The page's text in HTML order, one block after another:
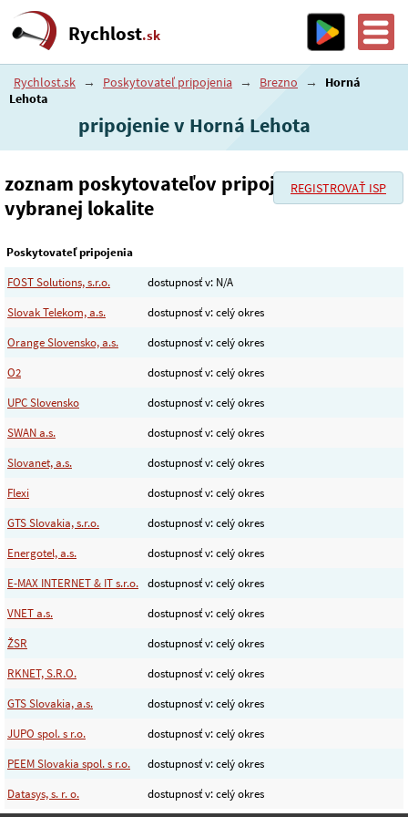
Rychlost.sk
Rychlost.sk → Poskytovateľ pripojenia → Brezno →
Horná
Lehota
pripojenie v Horná Lehota
REGISTROVAŤ ISP
zoznam poskytovateľov pripojenia vo
vybranej lokalite
Poskytovateľ pripojenia
FOST Solutions, s.r.o.
dostupnosť v: N/A
Slovak Telekom, a.s.
dostupnosť v: celý okres
Orange Slovensko, a.s.
dostupnosť v: celý okres
O2
dostupnosť v: celý okres
UPC Slovensko
dostupnosť v: celý okres
SWAN a.s.
dostupnosť v: celý okres
Slovanet, a.s.
dostupnosť v: celý okres
Flexi
dostupnosť v: celý okres
GTS Slovakia, s.r.o.
dostupnosť v: celý okres
Energotel, a.s.
dostupnosť v: celý okres
E-MAX INTERNET & IT s.r.o. dostupnosť v: celý okres
VNET a.s.
dostupnosť v: celý okres
ŽSR
dostupnosť v: celý okres
RKNET, S.R.O.
dostupnosť v: celý okres
GTS Slovakia, a.s.
dostupnosť v: celý okres
JUPO spol. s r.o.
dostupnosť v: celý okres
PEEM Slovakia spol. s r.o.
dostupnosť v: celý okres
Datasys, s. r. o.
dostupnosť v: celý okres